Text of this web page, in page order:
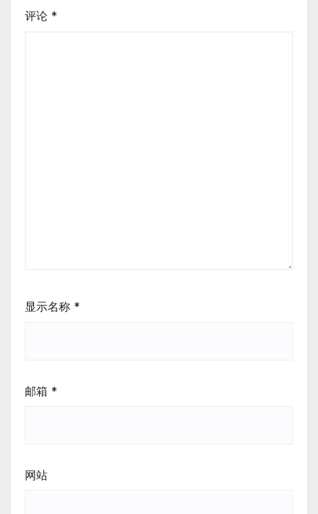
评论 *
显示名称 *
邮箱 *
网站